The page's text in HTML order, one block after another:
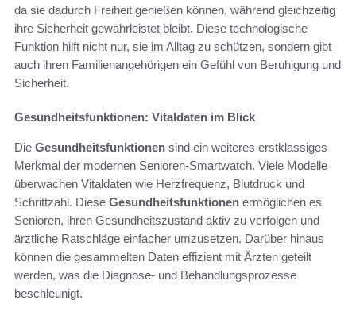
da sie dadurch Freiheit genießen können, während gleichzeitig
ihre Sicherheit gewährleistet bleibt. Diese technologische
Funktion hilft nicht nur, sie im Alltag zu schützen, sondern gibt
auch ihren Familienangehörigen ein Gefühl von Beruhigung und
Sicherheit.
Gesundheitsfunktionen: Vitaldaten im Blick
Die Gesundheitsfunktionen sind ein weiteres erstklassiges
Merkmal der modernen Senioren-Smartwatch. Viele Modelle
überwachen Vitaldaten wie Herzfrequenz, Blutdruck und
Schrittzahl. Diese Gesundheitsfunktionen ermöglichen es
Senioren, ihren Gesundheitszustand aktiv zu verfolgen und
ärztliche Ratschläge einfacher umzusetzen. Darüber hinaus
können die gesammelten Daten effizient mit Ärzten geteilt
werden, was die Diagnose- und Behandlungsprozesse
beschleunigt.